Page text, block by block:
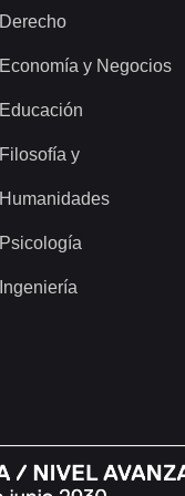
Derecho
Economía y Negocios
Educación
Filosofía y
Humanidades
Psicología
Ingeniería